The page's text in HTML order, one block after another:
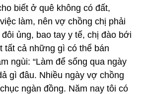
biết ở quê không có đất,
làm, nên vợ chồng chị phải
ủng, bao tay y tế, chị đào bới
tất cả những gì có thể bán
ngùi: “Làm để sống qua ngày
gì đâu. Nhiều ngày vợ chồng
ngàn đồng. Năm nay tôi có